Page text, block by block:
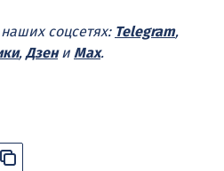
соцсетях: Telegram,
, Дзени Max.